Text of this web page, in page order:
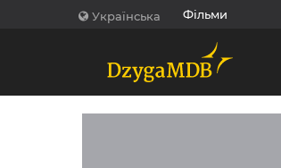
Українська Фільми